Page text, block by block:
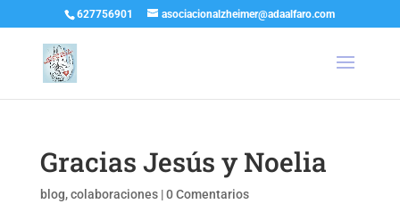
627756901 asociacionalzheimer@adaalfaro.com
Gracias Jesús y Noelia
blog,colaboraciones|0 Comentarios